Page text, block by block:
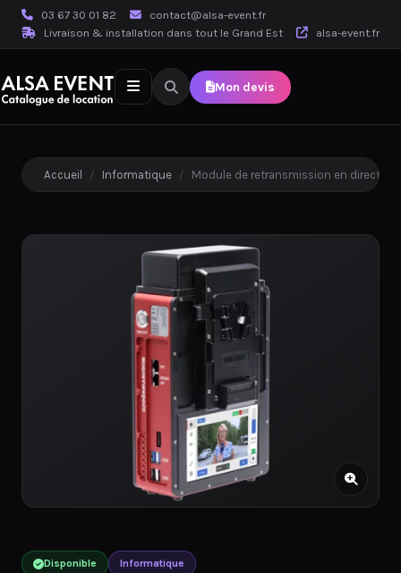
03 67 30 01 82
contact@alsa-event.fr
Livraison & installation dans tout le Grand Est
alsa-event.fr
Mon devis
Accueil / Informatique / Module de retransmission en direct
Disponible Informatique